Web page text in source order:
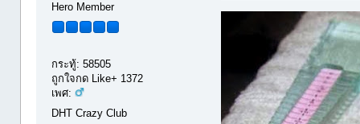
Hero Member
กระทู้: 58505
ถูกใจกด Like+ 1372
เพศ:
DHT Crazy Club